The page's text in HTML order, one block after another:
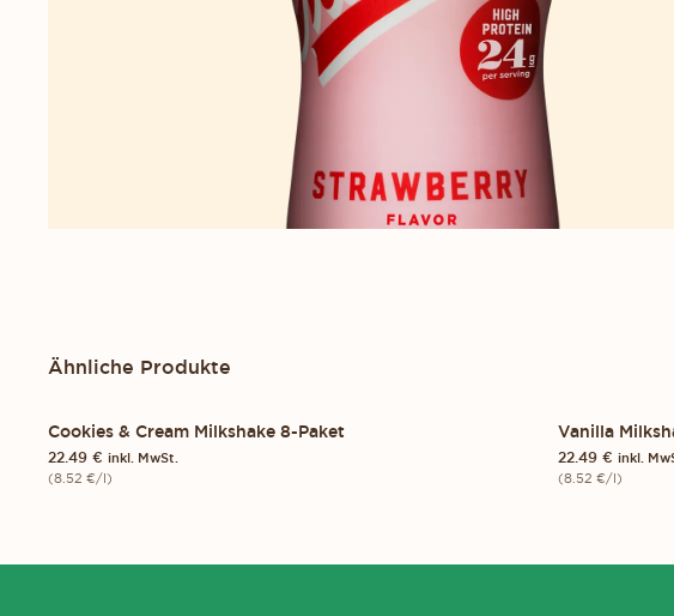
Ähnliche Produkte
8-PACK
Cookies & Cream Milkshake 8-Paket
22.49 € inkl. MwSt.
(8.52 €/l)
8-PACK
Vanilla
22.49 € inkl.
(8.52 €/l)